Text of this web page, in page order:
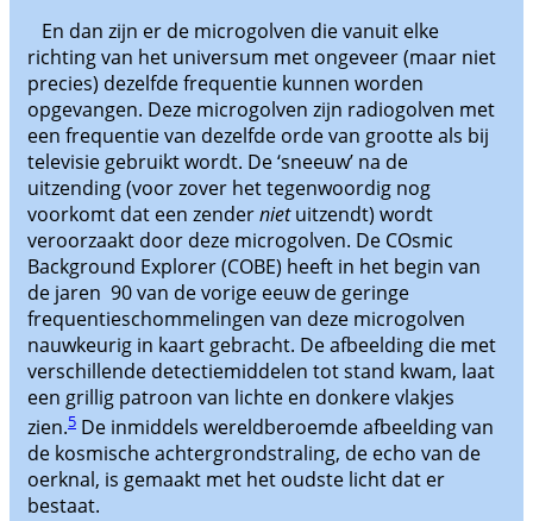
En dan zijn er de microgolven die vanuit elke
richting van het universum met ongeveer (maar niet
precies) dezelfde frequentie kunnen worden
opgevangen. Deze microgolven zijn radiogolven met
een frequentie van dezelfde orde van grootte als bij
televisie gebruikt wordt. De ‘sneeuw’ na de
uitzending (voor zover het tegenwoordig nog
voorkomt dat een zendernietuitzendt) wordt
veroorzaakt door deze microgolven. De COsmic
Background Explorer (COBE) heeft in het begin van
de jaren 90 van de vorige eeuw de geringe
frequentieschommelingen van deze microgolven
nauwkeurig in kaart gebracht. De afbeelding die met
verschillende detectiemiddelen tot stand kwam, laat
een grillig patroon van lichte en donkere vlakjes
zien.5 De inmiddels wereldberoemde afbeelding van
de kosmische achtergrondstraling, de echo van de
oerknal, is gemaakt met het oudste licht dat er
bestaat.